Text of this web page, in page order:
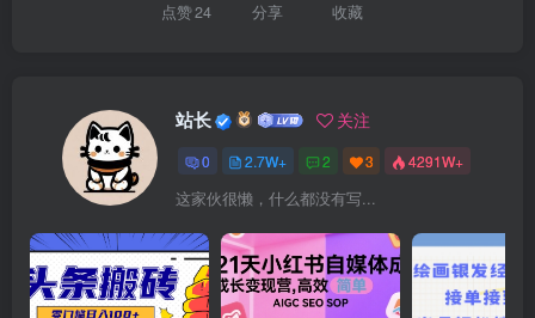
点赞24 分享 收藏
站长 关注
0 2.7W+ 2 3 4291W+
这家伙很懒，什么都没有写...